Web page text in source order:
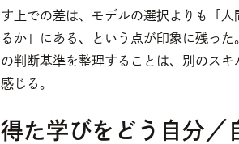
す上での差は、モデルの選択よりも「
るか」にある、という点が印象に残っ
の判断基準を整理することは、別のス
感じる。
得た学びをどう自分／